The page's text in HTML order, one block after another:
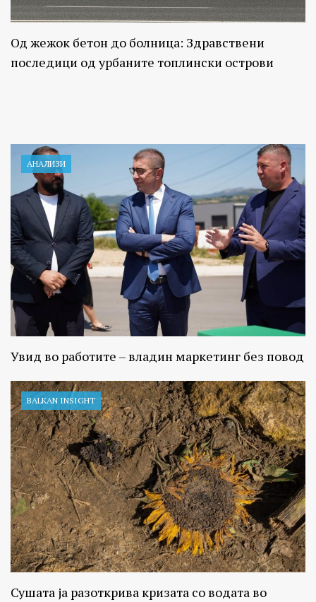
Од жежок бетон до болница: Здравствени
последици од урбаните топлински острови
АНАЛИЗИ
Увид во работите – владин маркетинг без повод
BALKAN INSIGHT
Сушата ја разоткрива кризата со водата во